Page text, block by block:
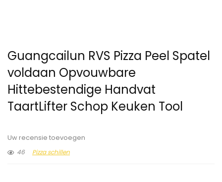
Guangcailun RVS Pizza Peel Spatel
voldaan Opvouwbare
Hittebestendige Handvat
TaartLifter Schop Keuken Tool
Uw recensie toevoegen
46
Pizza schillen